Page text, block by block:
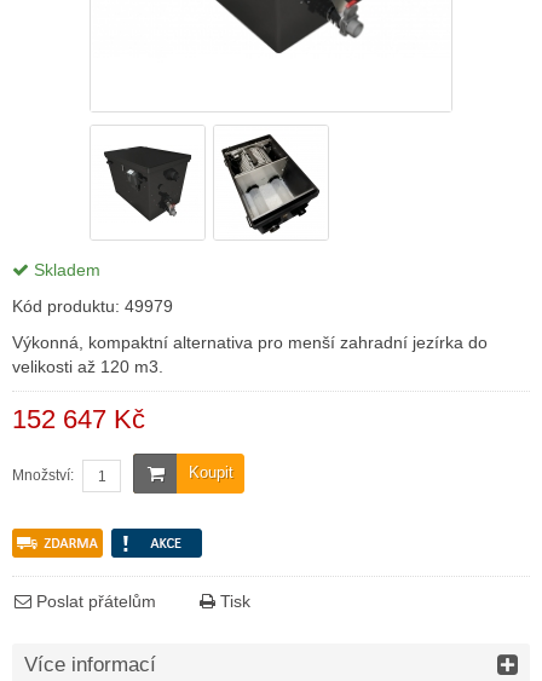
Skladem
Kód produktu: 49979
Výkonná, kompaktní alternativa pro menší zahradní jezírka do
velikosti až 120 m3.
152 647 Kč
Koupit
Množství:
Poslat přátelům Tisk
Více informací